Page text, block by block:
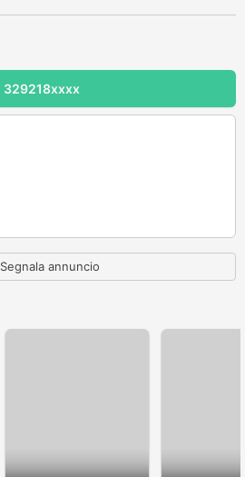
329218xxxx
Segnala annuncio